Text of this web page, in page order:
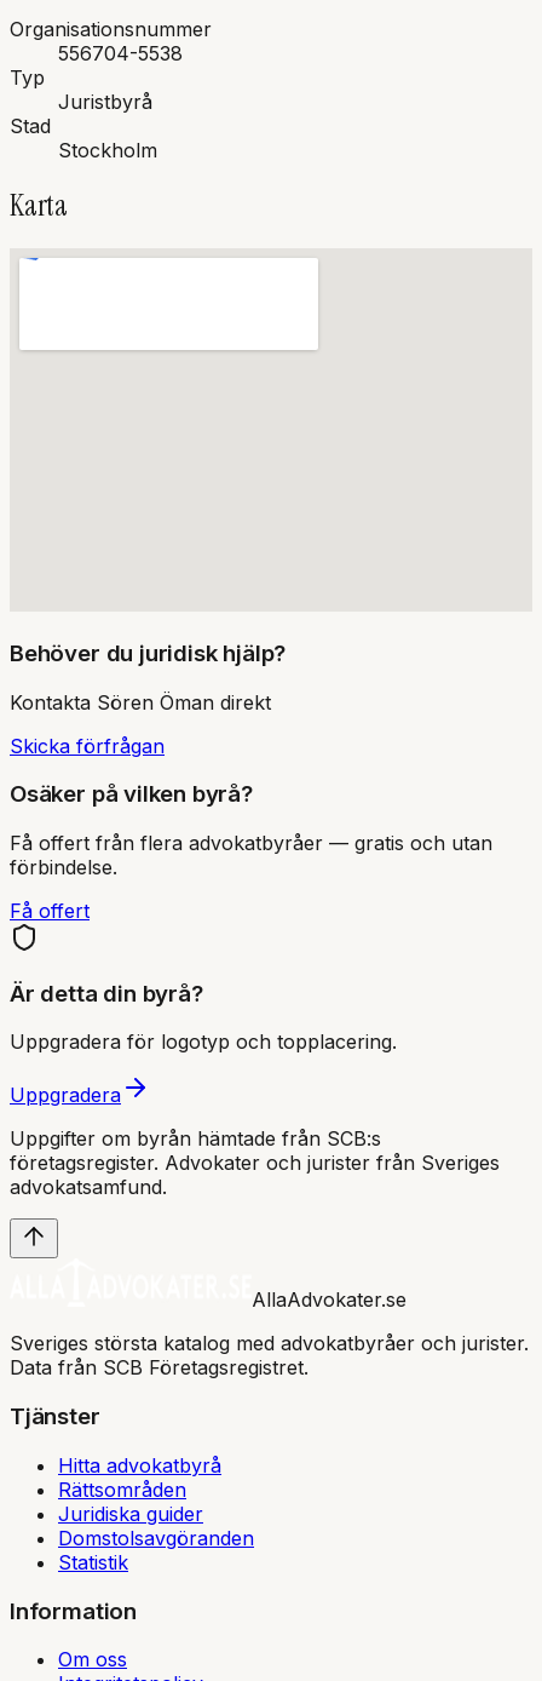
Organisationsnummer
556704-5538
Typ
Juristbyrå
Stad
Stockholm
Karta
Behöver du juridisk hjälp?
Kontakta Sören Öman direkt
Skicka förfrågan
Osäker på vilken byrå?
Få offert från flera advokatbyråer — gratis och utan
förbindelse.
Få offert
Är detta din byrå?
Uppgradera för logotyp och topplacering.
Uppgradera
Uppgifter om byrån hämtade från SCB:s
företagsregister. Advokater och jurister från Sveriges
advokatsamfund.
AllaAdvokater.se
Sveriges största katalog med advokatbyråer och jurister.
Data från SCB Företagsregistret.
Tjänster
Hitta advokatbyrå
Rättsområden
Juridiska guider
Domstolsavgöranden
Statistik
Information
Om oss